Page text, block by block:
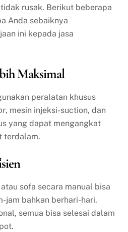
rusak. Berikut beberapa
Anda sebaiknya
ini kepada jasa
Maksimal
peralatan khusus
, mesin injeksi-suction, dan
yang dapat mengangkat
terdalam.
sofa secara manual bisa
jam bahkan berhari-hari.
semua bisa selesai dalam